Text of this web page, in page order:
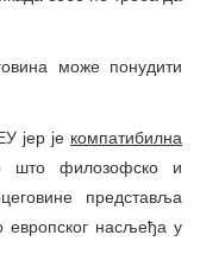
може понудити
јер је компатибилна
што филозофско и
представља
европског насљеђа у